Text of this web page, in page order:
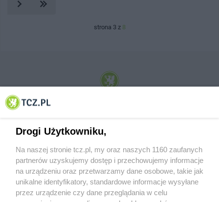
strona 3 z 8
© 2001-2026 Tczew - TCZ.PL Sp. z o.o. Internetowy Serwis Informacyjny Miasta
Drogi Użytkowniku,
Na naszej stronie tcz.pl, my oraz naszych 1160 zaufanych
partnerów uzyskujemy dostęp i przechowujemy informacje
na urządzeniu oraz przetwarzamy dane osobowe, takie jak
unikalne identyfikatory, standardowe informacje wysyłane
przez urządzenie czy dane przeglądania w celu